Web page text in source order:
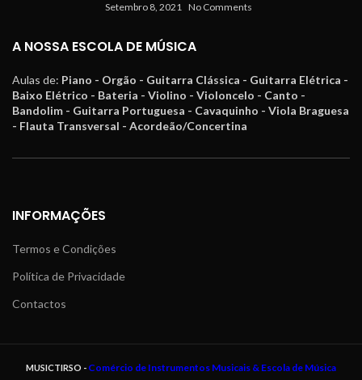
Setembro 8, 2021 No Comments
A NOSSA ESCOLA DE MÚSICA
Aulas de: Piano - Orgão - Guitarra Clássica - Guitarra Elétrica -
Baixo Elétrico - Bateria - Violino - Violoncelo - Canto -
Bandolim - Guitarra Portuguesa - Cavaquinho - Viola Braguesa
- Flauta Transversal - Acordeão/Concertina
INFORMAÇÕES
Termos e Condições
Política de Privacidade
Contactos
MUSICTIRSO - Comércio de Instrumentos Musicais & Escola de Música